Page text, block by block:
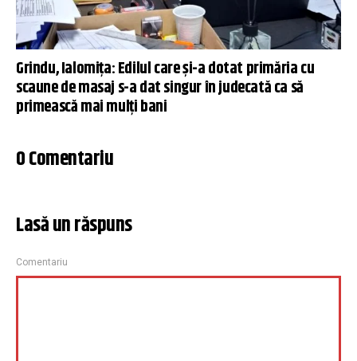
Grindu, Ialomița: Edilul care și-a dotat primăria cu
scaune de masaj s-a dat singur în judecată ca să
primească mai mulți bani
0 Comentariu
Lasă un răspuns
Comentariu